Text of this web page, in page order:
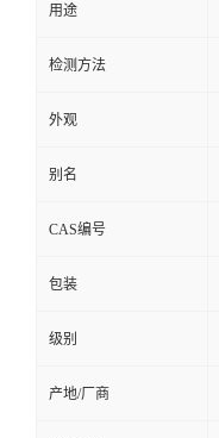
用途
检测方法
外观
别名
CAS编号
包装
级别
产地/厂商